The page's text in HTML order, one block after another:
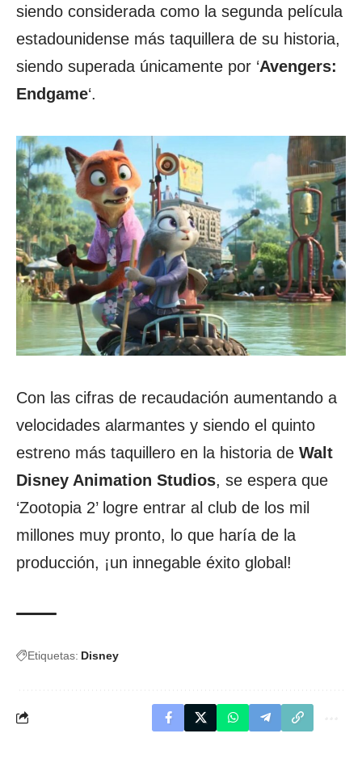
siendo considerada como la segunda película
estadounidense más taquillera de su historia,
siendo superada únicamente por ‘Avengers:
Endgame‘.
Con las cifras de recaudación aumentando a
velocidades alarmantes y siendo el quinto
estreno más taquillero en la historia de Walt
Disney Animation Studios, se espera que
‘Zootopia 2’ logre entrar al club de los mil
millones muy pronto, lo que haría de la
producción, ¡un innegable éxito global!
Etiquetas: Disney